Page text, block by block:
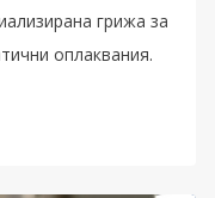
грижа за
оплаквания.